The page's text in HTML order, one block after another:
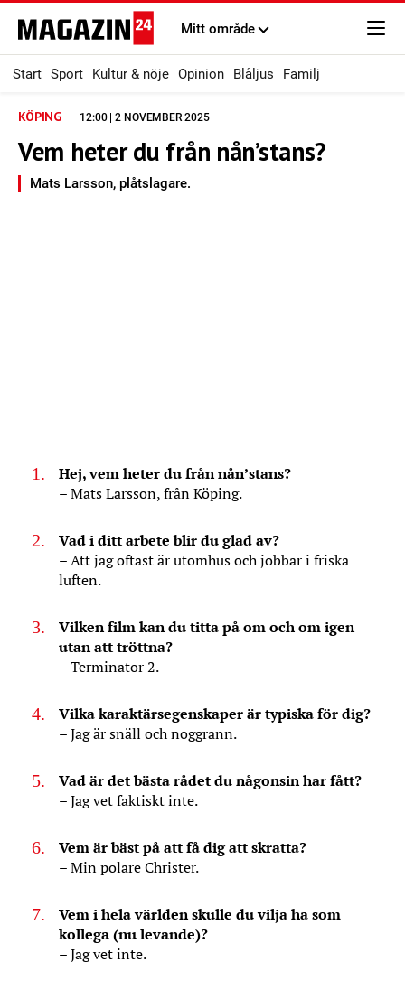
Mitt område
Start Sport Kultur & nöje Opinion Blåljus Familj
KÖPING 12:00 | 2 NOVEMBER 2025
Vem heter du från nån’stans?
Mats Larsson, plåtslagare.
Hej, vem heter du från nån’stans?
– Mats Larsson, från Köping.
Vad i ditt arbete blir du glad av?
– Att jag oftast är utomhus och jobbar i friska
luften.
Vilken film kan du titta på om och om igen
utan att tröttna?
– Terminator 2.
Vilka karaktärsegenskaper är typiska för dig?
– Jag är snäll och noggrann.
Vad är det bästa rådet du någonsin har fått?
– Jag vet faktiskt inte.
Vem är bäst på att få dig att skratta?
– Min polare Christer.
Vem i hela världen skulle du vilja ha som
kollega (nu levande)?
– Jag vet inte.